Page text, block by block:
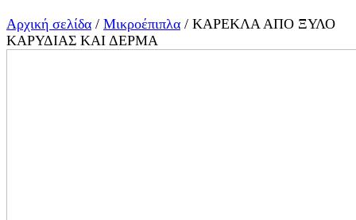
Αρχική σελίδα / Μικροέπιπλα / ΚΑΡΕΚΛΑ ΑΠΟ ΞΥΛΟ
ΚΑΡΥΔΙΑΣ ΚΑΙ ΔΕΡΜΑ